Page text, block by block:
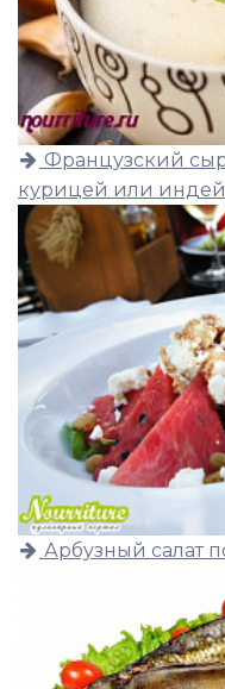
Французский
курицей или
Арбузный салат